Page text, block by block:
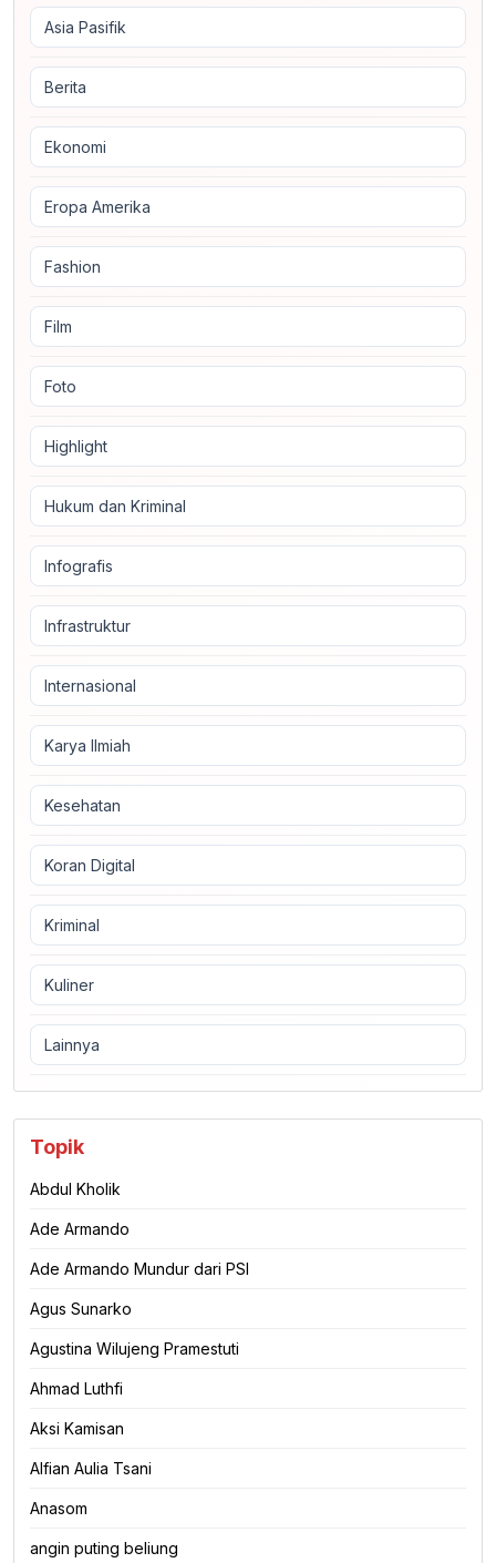
Asia Pasifik
Berita
Ekonomi
Eropa Amerika
Fashion
Film
Foto
Highlight
Hukum dan Kriminal
Infografis
Infrastruktur
Internasional
Karya Ilmiah
Kesehatan
Koran Digital
Kriminal
Kuliner
Lainnya
Topik
Abdul Kholik
Ade Armando
Ade Armando Mundur dari PSI
Agus Sunarko
Agustina Wilujeng Pramestuti
Ahmad Luthfi
Aksi Kamisan
Alfian Aulia Tsani
Anasom
angin puting beliung